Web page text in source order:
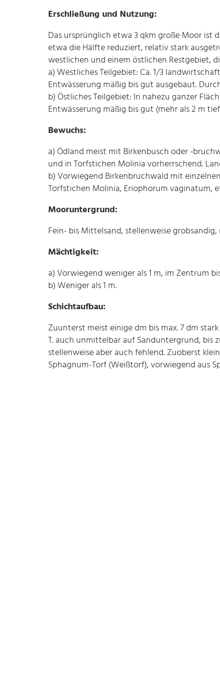
Erschließung und Nutzung:
Das ursprünglich etwa 3 qkm große Moor
etwa die Hälfte reduziert, relativ stark
westlichen und einem östlichen Restgebiet,
a) Westliches Teilgebiet: Ca. 1/3
Entwässerung mäßig bis gut ausgebaut.
b) Östliches Teilgebiet: In nahezu ganzer
Entwässerung mäßig bis gut (mehr als 2 m
Bewuchs:
a) Ödland meist mit Birkenbusch oder -
und in Torfstichen Molinia vorherrschend.
b) Vorwiegend Birkenbruchwald mit
Torfstichen Molinia, Eriophorum vaginatum,
Mooruntergrund:
Fein- bis Mittelsand, stellenweise
Mächtigkeit:
a) Vorwiegend weniger als 1 m, im Zentrum
b) Weniger als 1 m.
Schichtaufbau:
Zuunterst meist einige dm bis max. 7 dm
T. auch unmittelbar auf Sanduntergrund, bis
stellenweise aber auch fehlend. Zuoberst
Sphagnum-Torf (Weißtorf), vorwiegend aus